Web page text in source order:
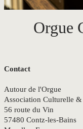
Orgue
Contact
Autour de l'Orgue
Association Culturelle
56 route du Vin
57480 Contz-les-Bains